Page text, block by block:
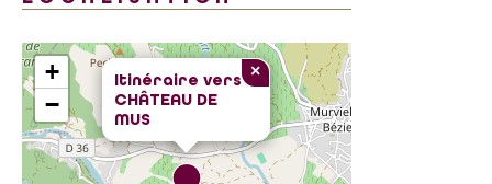
Itinéraire vers
CHÂTEAU DE
MUS
×
+
−